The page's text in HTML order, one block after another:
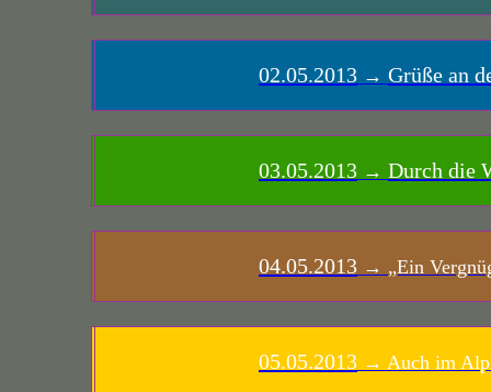
02.05.2013 → Grüße an
03.05.2013 → Durch die
04.05.2013 → „Ein
05.05.2013 → Auch im